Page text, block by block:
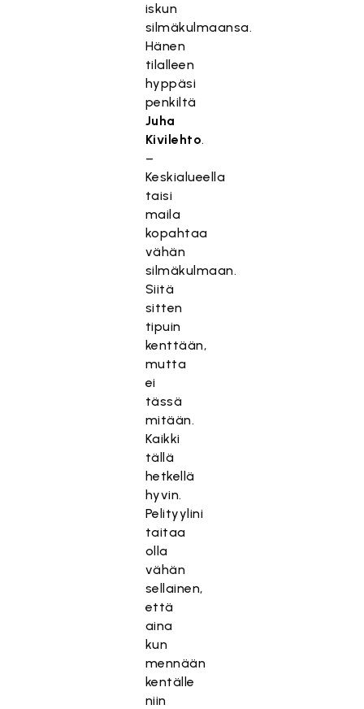
iskun
silmäkulmaansa.
Hänen
tilalleen
hyppäsi
penkiltä
Juha
Kivilehto.
–
Keskialueella
taisi
maila
kopahtaa
vähän
silmäkulmaan.
Siitä
sitten
tipuin
kenttään,
mutta
ei
tässä
mitään.
Kaikki
tällä
hetkellä
hyvin.
Pelityylini
taitaa
olla
vähän
sellainen,
että
aina
kun
mennään
kentälle
niin